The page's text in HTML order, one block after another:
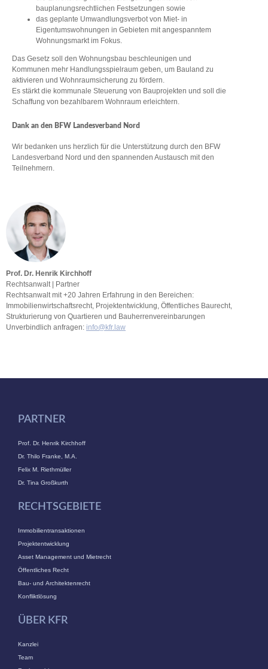
bauplanungsrechtlichen Festsetzungen sowie
das geplante Umwandlungsverbot von Miet- in
Eigentumswohnungen in Gebieten mit angespanntem
Wohnungsmarkt im Fokus.
Das Gesetz soll den Wohnungsbau beschleunigen und
Kommunen mehr Handlungsspielraum geben, um Bauland zu
aktivieren und Wohnraumsicherung zu fördern.
Es stärkt die kommunale Steuerung von Bauprojekten und soll die
Schaffung von bezahlbarem Wohnraum erleichtern.
Dank an den BFW Landesverband Nord
Wir bedanken uns herzlich für die Unterstützung durch den BFW
Landesverband Nord und den spannenden Austausch mit den
Teilnehmern.
Prof. Dr. Henrik Kirchhoff
Rechtsanwalt | Partner
Rechtsanwalt mit +20 Jahren Erfahrung in den Bereichen:
Immobilienwirtschaftsrecht, Projektentwicklung, Öffentliches Baurecht,
Strukturierung von Quartieren und Bauherrenvereinbarungen
Unverbindlich anfragen: info@kfr.law
PARTNER
Prof. Dr. Henrik Kirchhoff
Dr. Thilo Franke, M.A.
Felix M. Riethmüller
Dr. Tina Großkurth
RECHTSGEBIETE
Immobilientransaktionen
Projektentwicklung
Asset Management und Mietrecht
Öffentliches Recht
Bau- und Architektenrecht
Konfliktlösung
ÜBER KFR
Kanzlei
Team